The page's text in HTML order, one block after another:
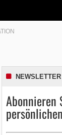
Abonnieren